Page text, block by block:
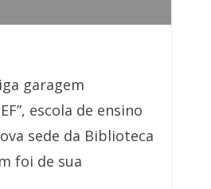
garagem
escola de ensino
sede da Biblioteca
foi de sua